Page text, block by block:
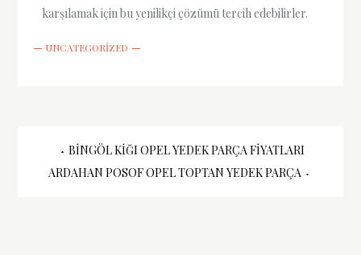
karşılamak için bu yenilikçi çözümü tercih edebilirler.
UNCATEGORIZED
YazıBINGÖL KIĞI OPEL YEDEK PARÇA FIYATLARI
ARDAHAN POSOF OPEL TOPTAN YEDEK PARÇA